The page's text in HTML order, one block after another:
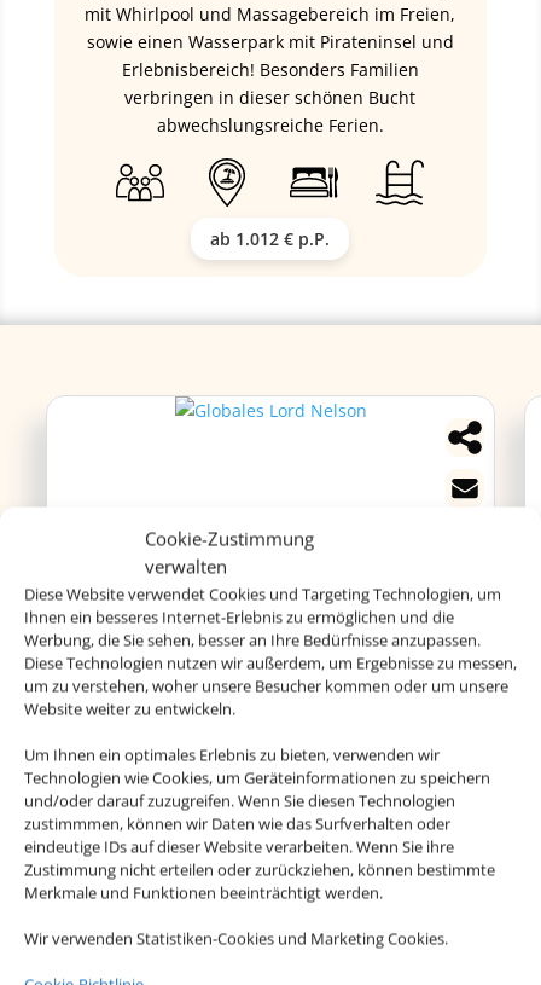
Cookie-Zustimmung
verwalten
Diese Website verwendet Cookies und Targeting Technologien, um
Ihnen ein besseres Internet-Erlebnis zu ermöglichen und die
Werbung, die Sie sehen, besser an Ihre Bedürfnisse anzupassen.
Diese Technologien nutzen wir außerdem, um Ergebnisse zu messen,
um zu verstehen, woher unsere Besucher kommen oder um unsere
Website weiter zu entwickeln.
Um Ihnen ein optimales Erlebnis zu bieten, verwenden wir
Technologien wie Cookies, um Geräteinformationen zu speichern
und/oder darauf zuzugreifen. Wenn Sie diesen Technologien
zustimmmen, können wir Daten wie das Surfverhalten oder
eindeutige IDs auf dieser Website verarbeiten. Wenn Sie ihre
Zustimmung nicht erteilen oder zurückziehen, können bestimmte
Merkmale und Funktionen beeinträchtigt werden.
Wir verwenden Statistiken-Cookies und Marketing Cookies.
mit Whirlpool und Massagebereich im Freien,
sowie einen Wasserpark mit Pirateninsel und
Erlebnisbereich! Besonders Familien
verbringen in dieser schönen Bucht
abwechslungsreiche Ferien.
ab 1.012 € p.P.
Globales Lord Nelson
Dieses Adult-Only-Hotel besticht durch seine
traumhafte Lage unweit des wunderschönen
Sandstrandes Santo Tomas. Der perfekte Ort für
entspannte Urlaubstage.